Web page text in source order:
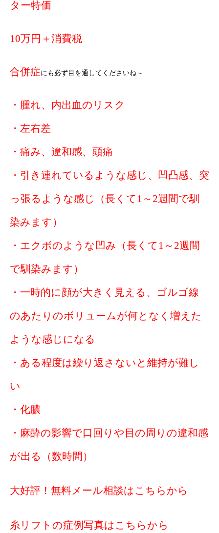
ター特価
10万円＋消費税
合併症にも必ず目を通してくださいね～
・腫れ、内出血のリスク
・左右差
・痛み、違和感、頭痛
・引き連れているような感じ、凹凸感、突
っ張るような感じ（長くて1～2週間で馴
染みます）
・エクボのような凹み（長くて1～2週間
で馴染みます）
・一時的に顔が大きく見える、ゴルゴ線
のあたりのボリュームが何となく増えた
ような感じになる
・ある程度は繰り返さないと維持が難し
い
・化膿
・麻酔の影響で口回りや目の周りの違和感
が出る（数時間）
大好評！無料メール相談はこちらから
糸リフトの症例写真はこちらから